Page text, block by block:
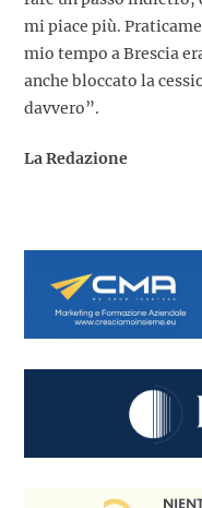
mi piace più.
mio tempo a Brescia
anche bloccato la
davvero”.
La Redazione